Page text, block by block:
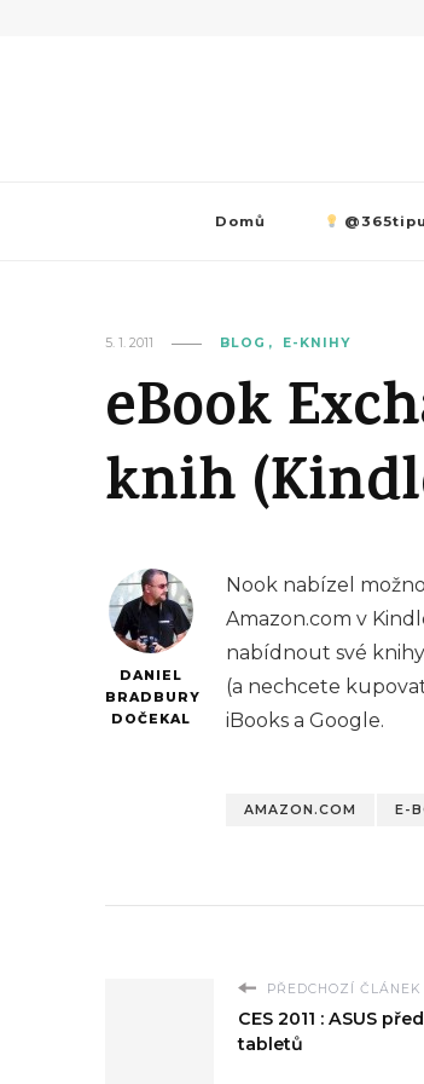
Domů @365tipu
5. 1. 2011 BLOG E-KNIHY
eBook
knih
DANIEL
BRADBURY
DOČEKAL
Nook nabízel
Amazon.com v
nabídnout své
(a nechcete
iBooks a Google.
AMAZON.COM E-
PŘEDCHOZÍ ČLÁNEK
CES 2011 : ASUS
tabletů